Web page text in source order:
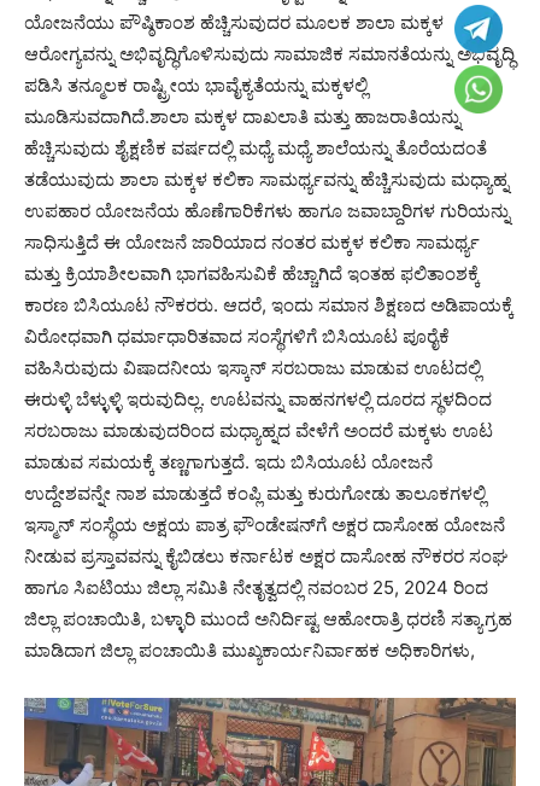
ಯೋಜನೆಯು ಪೌಷ್ಠಿಕಾಂಶ ಹೆಚ್ಚಿಸುವುದರ ಮೂಲಕ ಶಾಲಾ ಮಕ್ಕಳ
ಆರೋಗ್ಯವನ್ನು ಅಭಿವೃದ್ಧಿಗೊಳಿಸುವುದು ಸಾಮಾಜಿಕ ಸಮಾನತೆಯನ್ನು ಅಭಿವೃದ್ಧಿ
ಪಡಿಸಿ ತನ್ಮೂಲಕ ರಾಷ್ಟ್ರೀಯ ಭಾವೈಕ್ಯತೆಯನ್ನು ಮಕ್ಕಳಲ್ಲಿ
ಮೂಡಿಸುವದಾಗಿದೆ.ಶಾಲಾ ಮಕ್ಕಳ ದಾಖಲಾತಿ ಮತ್ತು ಹಾಜರಾತಿಯನ್ನು
ಹೆಚ್ಚಿಸುವುದು ಶೈಕ್ಷಣಿಕ ವರ್ಷದಲ್ಲಿ ಮಧ್ಯೆ ಮಧ್ಯೆ ಶಾಲೆಯನ್ನು ತೊರೆಯದಂತೆ
ತಡೆಯುವುದು ಶಾಲಾ ಮಕ್ಕಳ ಕಲಿಕಾ ಸಾಮರ್ಥ್ಯವನ್ನು ಹೆಚ್ಚಿಸುವುದು ಮಧ್ಯಾಹ್ನ
ಉಪಹಾರ ಯೋಜನೆಯ ಹೊಣೆಗಾರಿಕೆಗಳು ಹಾಗೂ ಜವಾಬ್ದಾರಿಗಳ ಗುರಿಯನ್ನು
ಸಾಧಿಸುತ್ತಿದೆ ಈ ಯೋಜನೆ ಜಾರಿಯಾದ ನಂತರ ಮಕ್ಕಳ ಕಲಿಕಾ ಸಾಮರ್ಥ್ಯ
ಮತ್ತು ಕ್ರಿಯಾಶೀಲವಾಗಿ ಭಾಗವಹಿಸುವಿಕೆ ಹೆಚ್ಚಾಗಿದೆ ಇಂತಹ ಫಲಿತಾಂಶಕ್ಕೆ
ಕಾರಣ ಬಿಸಿಯೂಟ ನೌಕರರು. ಆದರೆ, ಇಂದು ಸಮಾನ ಶಿಕ್ಷಣದ ಅಡಿಪಾಯಕ್ಕೆ
ವಿರೋಧವಾಗಿ ಧರ್ಮಾಧಾರಿತವಾದ ಸಂಸ್ಥೆಗಳಿಗೆ ಬಿಸಿಯೂಟ ಪೂರೈಕೆ
ವಹಿಸಿರುವುದು ವಿಷಾದನೀಯ ಇಸ್ಕಾನ್ ಸರಬರಾಜು ಮಾಡುವ ಊಟದಲ್ಲಿ
ಈರುಳ್ಳಿ ಬೆಳ್ಳುಳ್ಳಿ ಇರುವುದಿಲ್ಲ. ಊಟವನ್ನು ವಾಹನಗಳಲ್ಲಿ ದೂರದ ಸ್ಥಳದಿಂದ
ಸರಬರಾಜು ಮಾಡುವುದರಿಂದ ಮಧ್ಯಾಹ್ನದ ವೇಳೆಗೆ ಅಂದರೆ ಮಕ್ಕಳು ಊಟ
ಮಾಡುವ ಸಮಯಕ್ಕೆ ತಣ್ಣಗಾಗುತ್ತದೆ. ಇದು ಬಿಸಿಯೂಟ ಯೋಜನೆ
ಉದ್ದೇಶವನ್ನೇ ನಾಶ ಮಾಡುತ್ತದೆ ಕಂಪ್ಲಿ ಮತ್ತು ಕುರುಗೋಡು ತಾಲೂಕಗಳಲ್ಲಿ
ಇಸ್ಮಾನ್ ಸಂಸ್ಥೆಯ ಅಕ್ಷಯ ಪಾತ್ರ ಫೌಂಡೇಷನ್‌ಗೆ ಅಕ್ಷರ ದಾಸೋಹ ಯೋಜನೆ
ನೀಡುವ ಪ್ರಸ್ತಾವವನ್ನು ಕೈಬಿಡಲು ಕರ್ನಾಟಕ ಅಕ್ಷರ ದಾಸೋಹ ನೌಕರರ ಸಂಘ
ಹಾಗೂ ಸಿಐಟಿಯು ಜಿಲ್ಲಾ ಸಮಿತಿ ನೇತೃತ್ವದಲ್ಲಿ ನವಂಬರ 25, 2024 ರಿಂದ
ಜಿಲ್ಲಾ ಪಂಚಾಯಿತಿ, ಬಳ್ಳಾರಿ ಮುಂದೆ ಅನಿರ್ದಿಷ್ಟ ಆಹೋರಾತ್ರಿ ಧರಣಿ ಸತ್ಯಾಗ್ರಹ
ಮಾಡಿದಾಗ ಜಿಲ್ಲಾ ಪಂಚಾಯಿತಿ ಮುಖ್ಯಕಾರ್ಯನಿರ್ವಾಹಕ ಅಧಿಕಾರಿಗಳು,